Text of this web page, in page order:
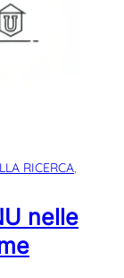
RICERCA
nelle